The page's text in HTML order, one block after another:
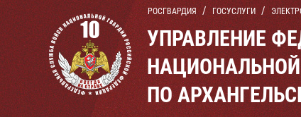
РОСГВАРДИЯ ГОСУСЛУГИ
УПРАВЛЕНИЕ
ПО